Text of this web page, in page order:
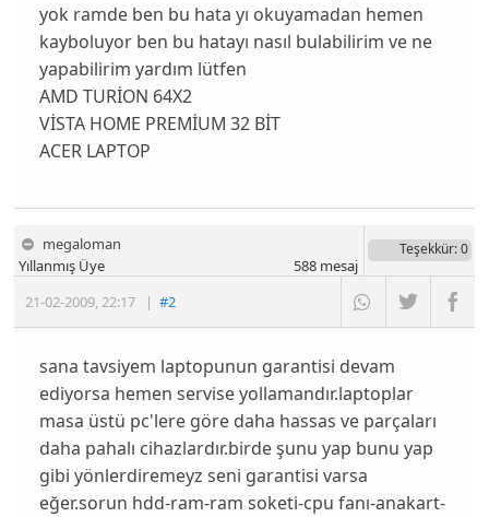
yok ramde ben bu hata yı okuyamadan hemen
kayboluyor ben bu hatayı nasıl bulabilirim ve ne
yapabilirim yardım lütfen
AMD TURİON 64X2
VİSTA HOME PREMİUM 32 BİT
ACER LAPTOP
megaloman
21-02-2009,22:17 |#2
Yıllanmış Üye
Teşekkür: 0
588mesaj
sana tavsiyem laptopunun garantisi devam
ediyorsa hemen servise yollamandır.laptoplar
masa üstü pc'lere göre daha hassas ve parçaları
daha pahalı cihazlardır.birde şunu yap bunu yap
gibi yönlerdiremeyz seni garantisi varsa
eğer.sorun hdd-ram-ram soketi-cpu fanı-anakart-